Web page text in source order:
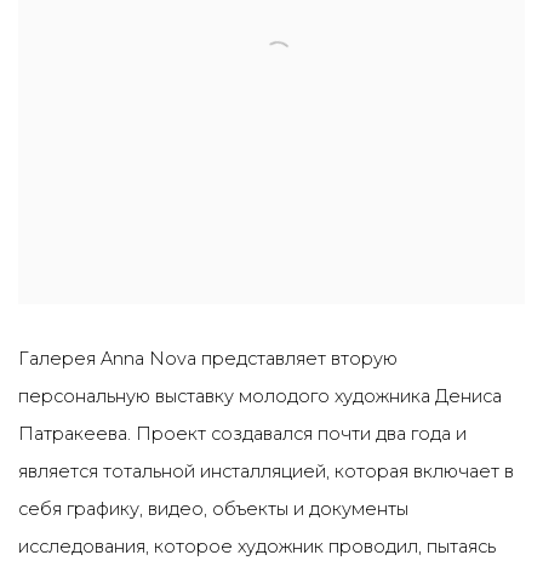
Галерея Anna Nova представляет вторую
персональную выставку молодого художника Дениса
Патракеева. Проект создавался почти два года и
является тотальной инсталляцией, которая включает в
себя графику, видео, объекты и документы
исследования, которое художник проводил, пытаясь